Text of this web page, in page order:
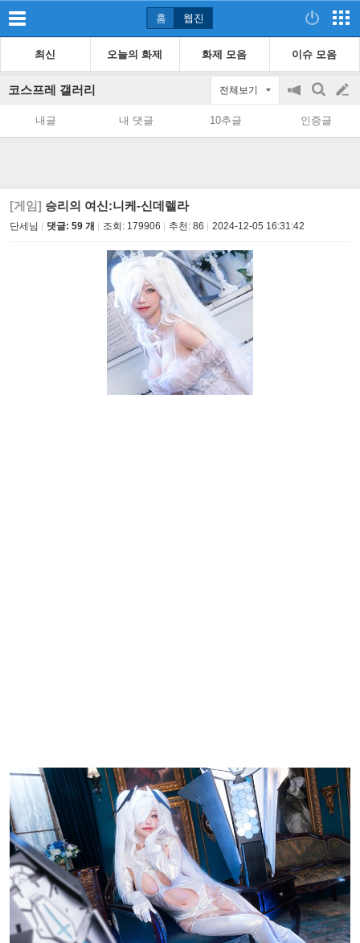
홈 웹진
최신 오늘의 화제 화제 모음 이슈 모음
코스프레 갤러리 전체보기
공
on/off
검
색
글
쓰
내글 내 댓글 10추글 인증글
[게임] 승리의 여신:니케-신데렐라
단세님 댓글: 59 개 조회: 179906 추천: 86 2024-12-05 16:31:42